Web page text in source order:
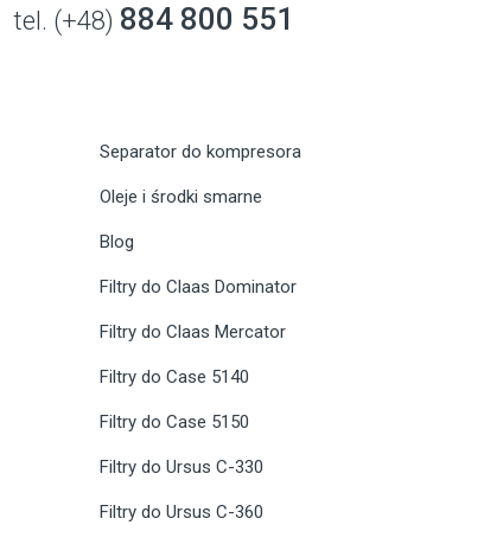
tel. (+48) 884 800 551
Separator do kompresora
Oleje i środki smarne
Blog
Filtry do Claas Dominator
Filtry do Claas Mercator
Filtry do Case 5140
Filtry do Case 5150
Filtry do Ursus C-330
Filtry do Ursus C-360